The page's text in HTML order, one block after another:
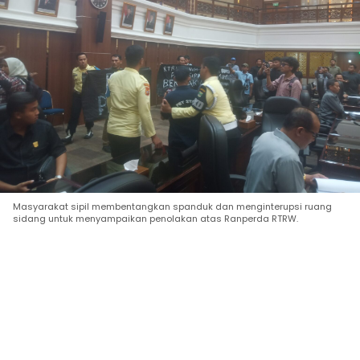
Masyarakat sipil membentangkan spanduk dan menginterupsi ruang
sidang untuk menyampaikan penolakan atas Ranperda RTRW.